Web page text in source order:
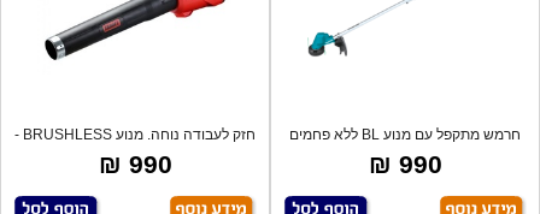
חרמש מתקפל עם מנוע BL ללא פחמים
מספק עד
990 ₪
חזק לעבודה נוחה. מנוע BRUSHLESS -
ללא פחמ
990 ₪